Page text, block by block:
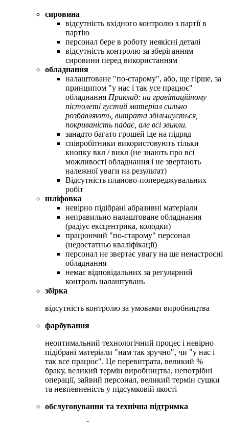
сировина
відсутність вхідного контролю з партії в
партію
персонал бере в роботу неякісні деталі
відсутність контролю за зберіганням
сировини перед використанням
обладнання
налаштоване "по-старому", або, ще гірше, за
принципом "у нас і так усе працює"
обладнання Приклад: на гравітаційному
пістолеті густий матеріал сильно
розбавляють, витрата збільшується,
покриваність падає, але всі звикли.
занадто багато грошей іде на підряд
співробітники використовують тільки
кнопку вкл / викл (не знають про всі
можливості обладнання і не звертають
належної уваги на результат)
Відсутність планово-попереджувальних
робіт
шліфовка
невірно підібрані абразивні матеріали
неправильно налаштоване обладнання
(радіус ексцентрика, колодки)
працюючий "по-старому" персонал
(недостатньо кваліфікації)
персонал не звертає увагу на ще ненастроєні
обладнання
немає відповідальних за регулярний
контроль налаштувань
збірка
відсутність контролю за умовами виробництва
фарбування
неоптимальний технологічний процес і невірно
підібрані матеріали "нам так зручно", чи "у нас і
так все працює". Це перевитрата, великий %
браку, великий термін виробництва, непотрібні
операції, зайвий персонал, великий термін сушки
та невпевненість у підсумковій якості
обслуговування та технічна підтримка